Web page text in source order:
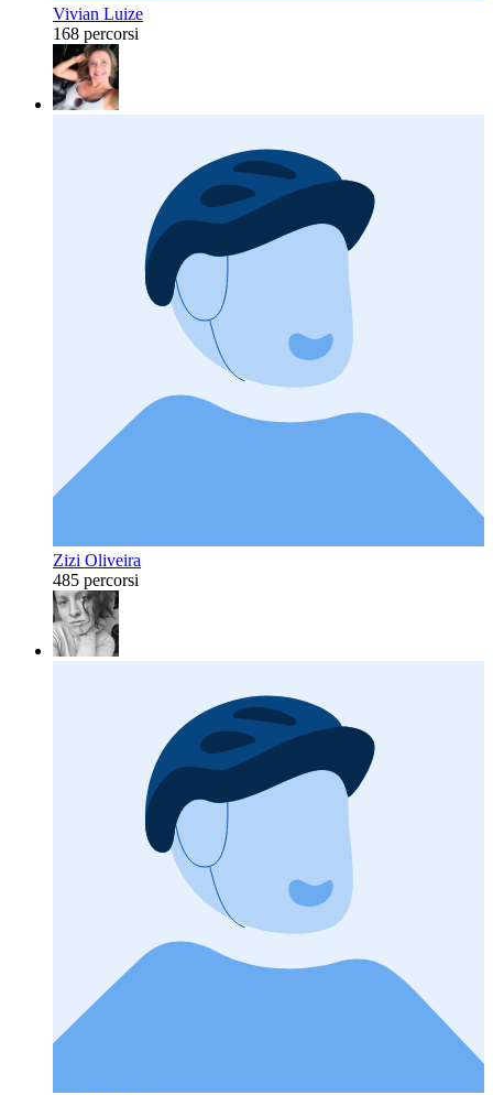
Vivian Luize
168 percorsi
Zizi Oliveira
485 percorsi